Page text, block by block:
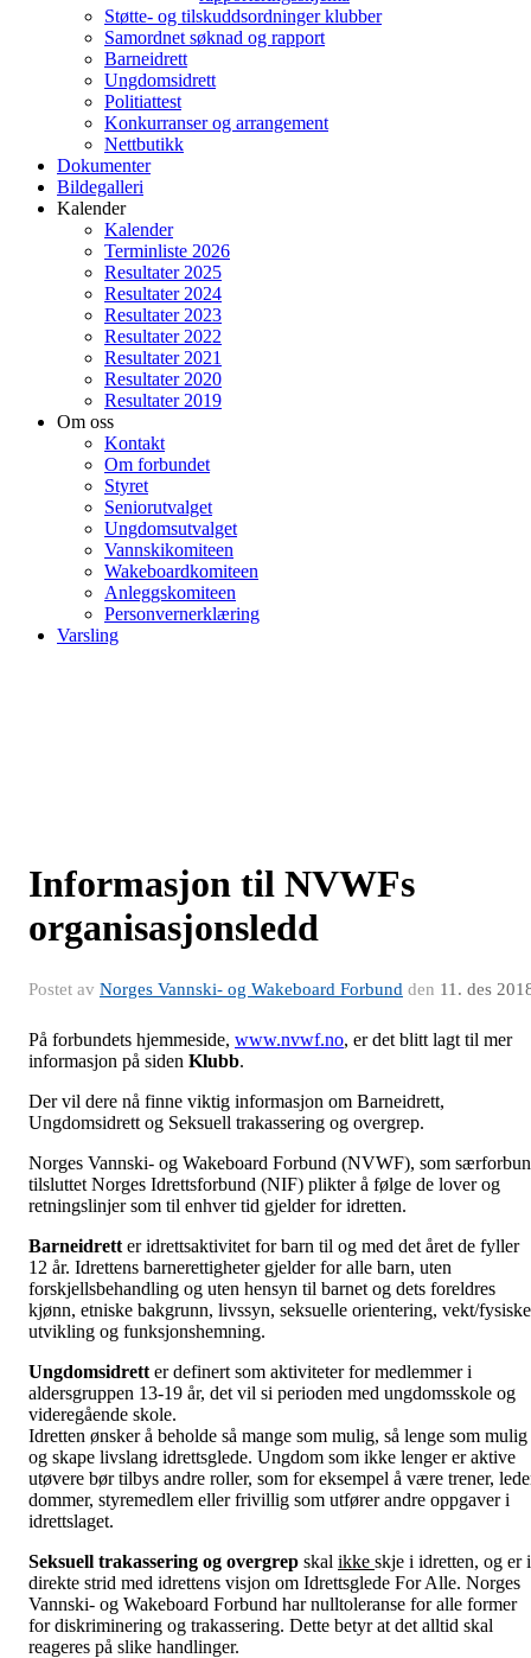
Støtte- og tilskuddsordninger klubber
Samordnet søknad og rapport
Barneidrett
Ungdomsidrett
Politiattest
Konkurranser og arrangement
Nettbutikk
Dokumenter
Bildegalleri
Kalender
Kalender
Terminliste 2026
Resultater 2025
Resultater 2024
Resultater 2023
Resultater 2022
Resultater 2021
Resultater 2020
Resultater 2019
Om oss
Kontakt
Om forbundet
Styret
Seniorutvalget
Ungdomsutvalget
Vannskikomiteen
Wakeboardkomiteen
Anleggskomiteen
Personvernerklæring
Varsling
Informasjon til NVWFs
organisasjonsledd
Postet av Norges Vannski- og Wakeboard Forbund den 11. des
På forbundets hjemmeside, www.nvwf.no, er det blitt lagt til mer
informasjon på siden Klubb.
Der vil dere nå finne viktig informasjon om Barneidrett,
Ungdomsidrett og Seksuell trakassering og overgrep.
Norges Vannski- og Wakeboard Forbund (NVWF), som
tilsluttet Norges Idrettsforbund (NIF) plikter å følge de lover og
retningslinjer som til enhver tid gjelder for idretten.
Barneidrett er idrettsaktivitet for barn til og med det året de fyller
12 år. Idrettens barnerettigheter gjelder for alle barn, uten
forskjellsbehandling og uten hensyn til barnet og dets foreldres
kjønn, etniske bakgrunn, livssyn, seksuelle orientering, vekt/fysiske
utvikling og funksjonshemning.
Ungdomsidrett er definert som aktiviteter for medlemmer i
aldersgruppen 13-19 år, det vil si perioden med ungdomsskole og
videregående skole.
Idretten ønsker å beholde så mange som mulig, så lenge som mulig
og skape livslang idrettsglede. Ungdom som ikke lenger er aktive
utøvere bør tilbys andre roller, som for eksempel å være trener,
dommer, styremedlem eller frivillig som utfører andre oppgaver i
idrettslaget.
Seksuell trakassering og overgrep skal ikke skje i idretten, og er i
direkte strid med idrettens visjon om Idrettsglede For Alle. Norges
Vannski- og Wakeboard Forbund har nulltoleranse for alle former
for diskriminering og trakassering. Dette betyr at det alltid skal
reageres på slike handlinger.